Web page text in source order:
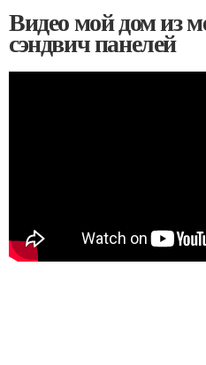
Видео мой дом из
сэндвич панелей